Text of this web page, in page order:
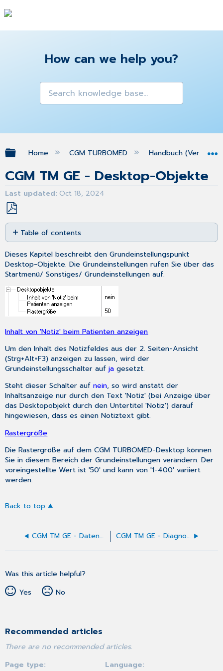
How can we help you?
Expand/collapse global hierarchy
Home CGM TURBOMED Handbuch (Version
CGM TM GE - Desktop-Objekte
Last updated Oct 18, 2024
Save
as
PDF
Table of contents
No
headers
Dieses Kapitel beschreibt den Grundeinstellungspunkt
Desktop-Objekte. Die Grundeinstellungen rufen Sie über das
Startmenü/Sonstiges/Grundeinstellungen auf.
Inhalt von 'Notiz' beim Patienten anzeigen
Um den Inhalt des Notizfeldes aus der 2. Seiten-Ansicht
(Strg+Alt+F3) anzeigen zu lassen, wird der
Grundeinstellungsschalter aufja gesetzt.
Steht dieser Schalter aufnein, so wird anstatt der
Inhaltsanzeige nur durch den Text 'Notiz' (bei Anzeige über
das Desktopobjekt durch den Untertitel 'Notiz') darauf
hingewiesen, dass es einen Notiztext gibt.
Rastergröße
Die Rastergröße auf dem CGM TURBOMED-Desktop können
Sie in diesem Bereich der Grundeinstellungen verändern. Der
voreingestellte Wert ist '50' und kann von '1-400' variiert
werden.
Back to top
CGM TM GE - Datensicherung CGM TM GE - Diagnosen
Was this article helpful?
Yes
No
Recommended articles
There are no recommended articles.
Page type
Language